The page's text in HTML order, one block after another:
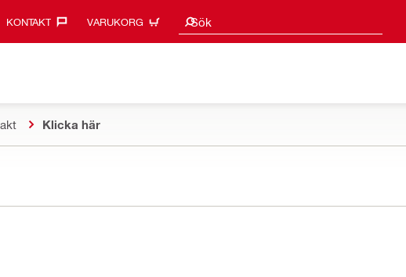
KONTAKT‎ VARUKORG Sök
Sökförslag
Klicka här